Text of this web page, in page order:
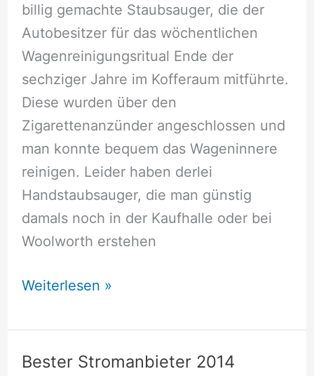
billig gemachte Staubsauger, die der
Autobesitzer für das wöchentlichen
Wagenreinigungsritual Ende der
sechziger Jahre im Kofferaum mitführte.
Diese wurden über den
Zigarettenanzünder angeschlossen und
man konnte bequem das Wageninnere
reinigen. Leider haben derlei
Handstaubsauger, die man günstig
damals noch in der Kaufhalle oder bei
Woolworth erstehen
Akku
mit
Spezialaufgaben
Weiterlesen »
Bester Stromanbieter 2014